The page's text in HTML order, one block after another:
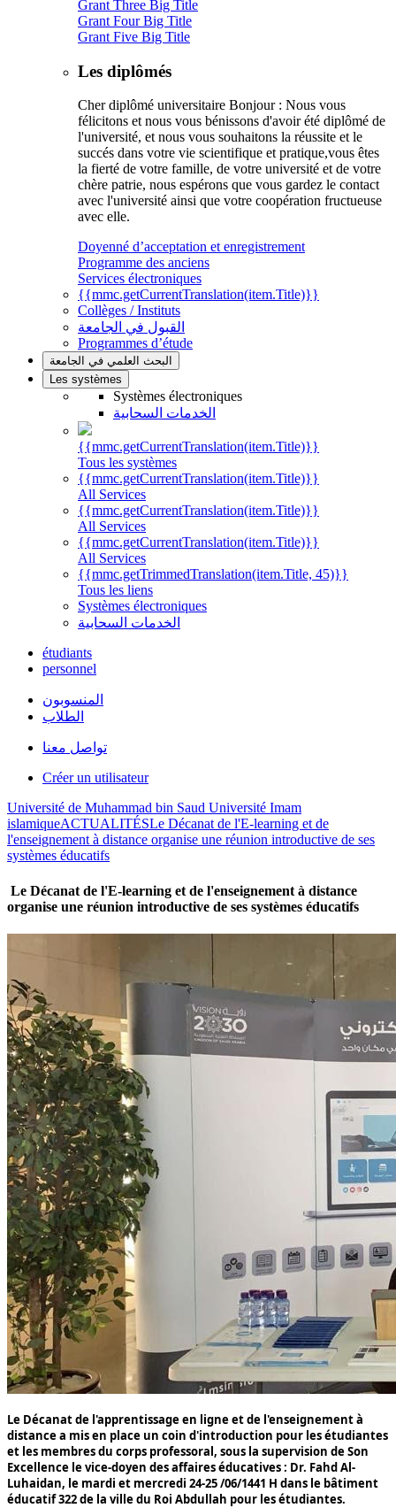
Grant Three Big Title
Grant Four Big Title
Grant Five Big Title
Les diplômés
Cher diplômé universitaire Bonjour : Nous vous
félicitons et nous vous bénissons d'avoir été diplômé de
l'université, et nous vous souhaitons la réussite et le
succés dans votre vie scientifique et pratique,vous êtes
la fierté de votre famille, de votre université et de votre
chère patrie, nous espérons que vous gardez le contact
avec l'université ainsi que votre coopération fructueuse
avec elle.
Doyenné d’acceptation et enregistrement
Programme des anciens
Services électroniques
{{mmc.getCurrentTranslation(item.Title)}}
Collèges / Instituts
القبول في الجامعة
Programmes d’étude
البحث العلمي في الجامعة
Les systèmes
Systèmes électroniques
الخدمات السحابية
{{mmc.getCurrentTranslation(item.Title)}}
Tous les systèmes
{{mmc.getCurrentTranslation(item.Title)}}
All Services
{{mmc.getCurrentTranslation(item.Title)}}
All Services
{{mmc.getCurrentTranslation(item.Title)}}
All Services
{{mmc.getTrimmedTranslation(item.Title, 45)}}
Tous les liens
Systèmes électroniques
الخدمات السحابية
étudiants
personnel
المنسوبون
الطلاب
تواصل معنا
Créer un utilisateur
Université de Muhammad bin Saud Université Imam
islamiqueACTUALITÉSLe Décanat de l'E-learning et de
l'enseignement à distance organise une réunion introductive de ses
systèmes éducatifs
Le Décanat de l'E-learning et de l'enseignement à distance
organise une réunion introductive de ses systèmes éducatifs
Le Décanat de l'apprentissage en ligne et de l'enseignement à
distance a mis en place un coin d'introduction pour les étudiantes
et les membres du corps professoral, sous la supervision de Son
Excellence le vice-doyen des affaires éducatives : Dr. Fahd Al-
Luhaidan, le mardi et mercredi 24-25/06/1441 H dans le bâtiment
éducatif322de la ville du Roi Abdullah pour les étudiantes.